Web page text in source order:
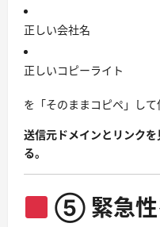
正しい会社名
正しいコピーライト
を「そのままコピペ」して
送信元ドメインとリンク
る。
⑤ 緊急性